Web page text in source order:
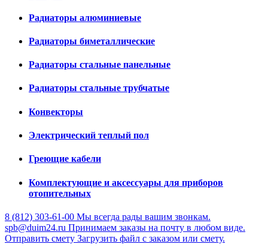
Радиаторы алюминиевые
Радиаторы биметаллические
Радиаторы стальные панельные
Радиаторы стальные трубчатые
Конвекторы
Электрический теплый пол
Греющие кабели
Комплектующие и аксессуары для приборов
отопительных
8 (812) 303-61-00 Мы всегда рады вашим звонкам.
spb@duim24.ru Принимаем заказы на почту в любом виде.
Отправить смету Загрузить файл с заказом или смету.